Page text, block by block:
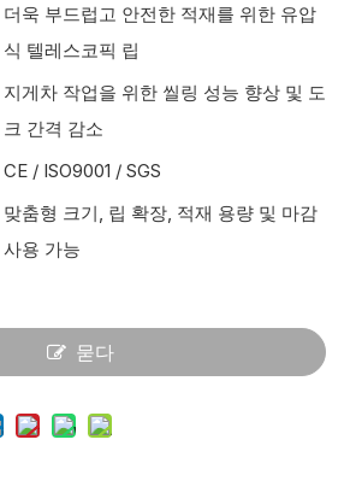
더욱 부드럽고 안전한 적재를 위한 유압
식 텔레스코픽 립
지게차 작업을 위한 씰링 성능 향상 및 도
크 간격 감소
CE / ISO9001 / SGS
맞춤형 크기, 립 확장, 적재 용량 및 마감
사용 가능
묻다